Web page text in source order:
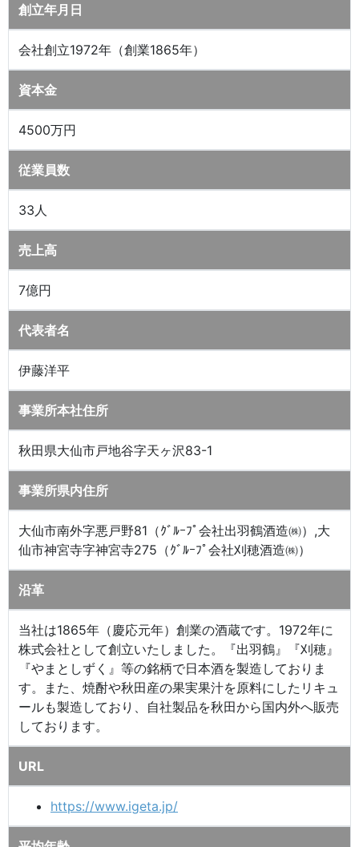
創立年月日
会社創立1972年（創業1865年）
資本金
4500万円
従業員数
33人
売上高
7億円
代表者名
伊藤洋平
事業所本社住所
秋田県大仙市戸地谷字天ヶ沢83-1
事業所県内住所
大仙市南外字悪戸野81（ｸﾞﾙｰﾌﾟ会社出羽鶴酒造㈱）,大
仙市神宮寺字神宮寺275（ｸﾞﾙｰﾌﾟ会社刈穂酒造㈱）
沿革
当社は1865年（慶応元年）創業の酒蔵です。1972年に
株式会社として創立いたしました。『出羽鶴』『刈穂』
『やまとしずく』等の銘柄で日本酒を製造しておりま
す。また、焼酎や秋田産の果実果汁を原料にしたリキュ
ールも製造しており、自社製品を秋田から国内外へ販売
しております。
URL
https://www.igeta.jp/